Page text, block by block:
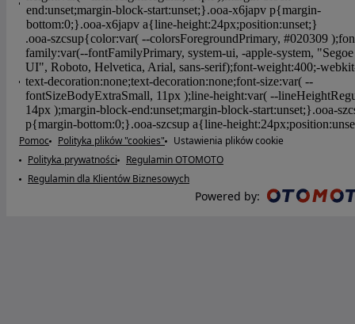
Pomoc Polityka plików "cookies"
Ustawienia plików cookie
Polityka prywatności
Regulamin OTOMOTO
Regulamin dla Klientów Biznesowych
Powered by: